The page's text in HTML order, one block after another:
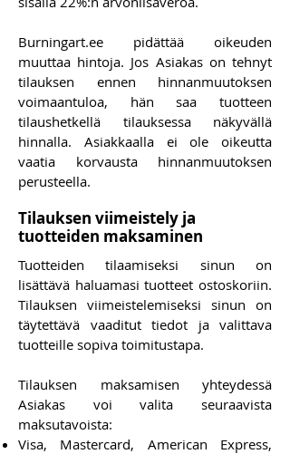
Burningart.ee pidättää oikeuden
muuttaa hintoja. Jos Asiakas on tehnyt
tilauksen ennen hinnanmuutoksen
voimaantuloa, hän saa tuotteen
tilaushetkellä tilauksessa näkyvällä
hinnalla. Asiakkaalla ei ole oikeutta
vaatia korvausta hinnanmuutoksen
perusteella.
Tilauksen viimeistely ja
tuotteiden maksaminen
Tuotteiden tilaamiseksi sinun on
lisättävä haluamasi tuotteet ostoskoriin.
Tilauksen viimeistelemiseksi sinun on
täytettävä vaaditut tiedot ja valittava
tuotteille sopiva toimitustapa.
Tilauksen maksamisen yhteydessä
Asiakas voi valita seuraavista
maksutavoista:
Visa, Mastercard, American Express,